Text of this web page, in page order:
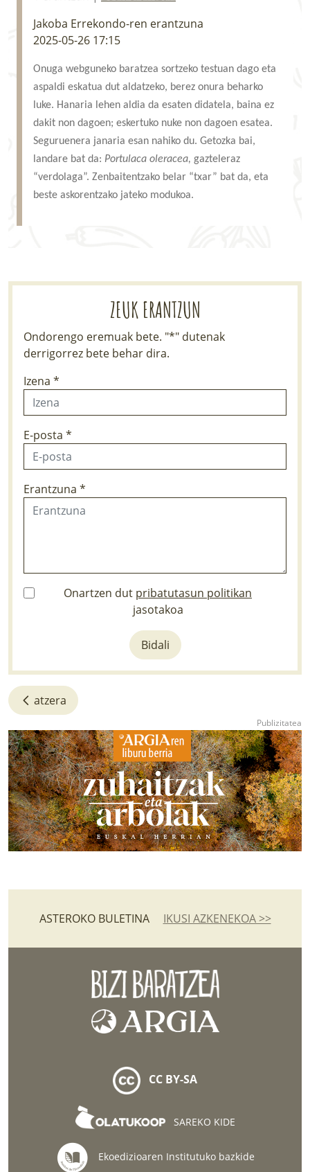
AZOKA
Jakoba Errekondo-ren erantzuna
2025-05-26 17:15
Onuga webguneko baratzea sortzeko testuan dago eta
aspaldi eskatua dut aldatzeko, berez onura beharko
luke. Hanaria lehen aldia da esaten didatela, baina ez
dakit non dagoen; eskertuko nuke non dagoen esatea.
Seguruenera janaria esan nahiko du. Getozka bai,
landare bat da: Portulaca oleracea, gazteleraz
“verdolaga”. Zenbaitentzako belar “txar” bat da, eta
beste askorentzako jateko modukoa.
ZEUK ERANTZUN
Ondorengo eremuak bete. "*" dutenak
derrigorrez bete behar dira.
Izena *
E-posta *
Erantzuna *
Onartzen dut pribatutasun politikan
jasotakoa
Bidali
atzera
ASTEROKO BULETINA IKUSI AZKENEKOA >>
CC BY-SA
SAREKO KIDE
Ekoedizioaren Institutuko bazkide